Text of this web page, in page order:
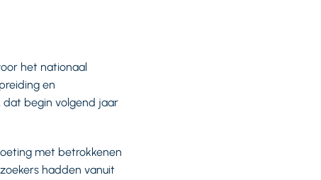
het nationaal
en
dat begin volgend jaar
met betrokkenen
hadden vanuit